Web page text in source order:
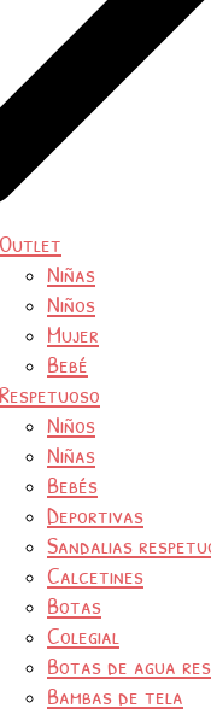
Outlet
Niñas
Niños
Mujer
Bebé
Respetuoso
Niños
Niñas
Bebés
Deportivas
Sandalias
Calcetines
Botas
Colegial
Botas de agua
Bambas de tela